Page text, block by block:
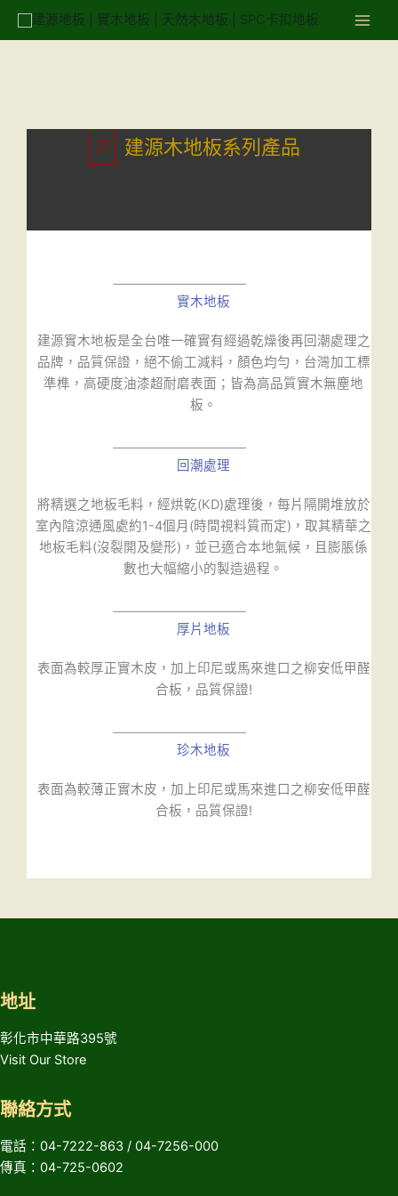
Main
建源木地板系列產品
實木地板
建源實木地板是全台唯一確實有經過乾燥後再回潮處理之
品牌，品質保證，絕不偷工減料，顏色均勻，台灣加工標
準榫，高硬度油漆超耐磨表面；皆為高品質實木無塵地
板。
回潮處理
將精選之地板毛料，經烘乾(KD)處理後，每片隔開堆放於
室內陰涼通風處約1-4個月(時間視料質而定)，取其精華之
地板毛料(沒裂開及變形)，並已適合本地氣候，且膨脹係
數也大幅縮小的製造過程。
厚片地板
表面為較厚正實木皮，加上印尼或馬來進口之柳安低甲醛
合板，品質保證!
珍木地板
表面為較薄正實木皮，加上印尼或馬來進口之柳安低甲醛
合板，品質保證!
地址
彰化市中華路395號
Visit Our Store
聯絡方式
電話：04-7222-863 / 04-7256-000
傳真：04-725-0602